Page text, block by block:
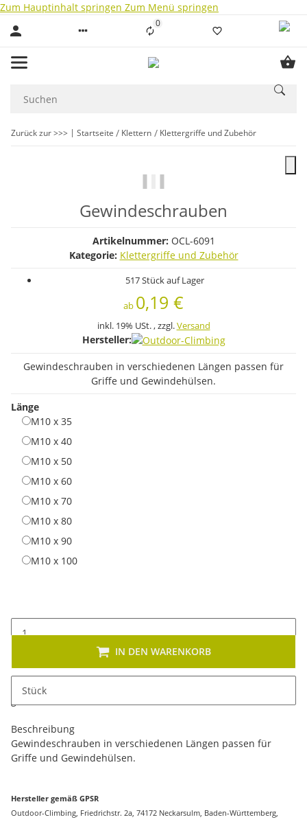
Zum Hauptinhalt springen Zum Menü springen
0Liste ist leer
Zurück zur >>> Startseite Klettern Klettergriffe und Zubehör
Gewindeschrauben
Artikelnummer: OCL-6091
Kategorie: Klettergriffe und Zubehör
517 Stück auf Lager
ab 0,19 €
inkl. 19% USt. , zzgl.Versand
Hersteller:
Gewindeschrauben in verschiedenen Längen passen für
Griffe und Gewindehülsen.
Länge
M10 x 35M10 x 35
M10 x 40M10 x 40
M10 x 50M10 x 50
M10 x 60M10 x 60
M10 x 70M10 x 70
M10 x 80M10 x 80
M10 x 90M10 x 90
M10 x 100M10 x 100
Stück
IN DEN WARENKORB
Dieses Produkt hat Variationen. Wählen Sie bitte die
Beschreibung
Gewindeschrauben in verschiedenen Längen passen für
Griffe und Gewindehülsen.
Hersteller gemäß GPSR
Outdoor-Climbing, Friedrichstr. 2a, 74172 Neckarsulm, Baden-Württemberg,